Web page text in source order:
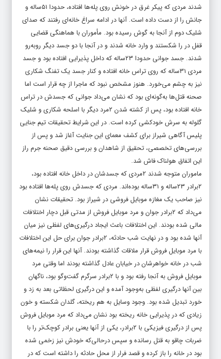
شدند مردی که پیکر غرق در خونش روی پله‌ها افتاده، حدودا ۵۱ساله و
جانش را از دست داده است. آنها در ادامه سراغ خانه‌ای رفتند که صدای
شلیک دوم از آنجا به گوش رسیده بود. مأموران با هماهنگی قضایی
قفل در را شکستند و وارد خانه شدند و در آنجا با دو جسد دیگر روبه‌رو
شدند. جسد جوانی حدودا ۲۳ساله که داخل پذیرایی افتاده بود و جسد
مردی ۳۱ساله که روی تراس خانه افتاده و کنار جسد یک تفنگ شکاری
نیز به چشم می‌خورد. هنوز مشخص نبود که ماجرا از چه قرار است اما
صحنه قتل‌ها به‌گونه‌ای بود که نشان می‌داد جوانی که جسدش در تراس
خانه افتاده بود، پس از کشته شدن ۲مرد دیگر با اسلحه شکاری و شلیک
گلوله به سرش خودکشی کرده است. در این شرایط تحقیقات تیم جنایی
پلیس آگاهی شیراز برای کشف معمای این جنایت آغاز شد و پس از
بررسی‌های تخصصی، تحقیق از شاهدان و بررسی دقیق صحنه جرم راز
این اتفاق هولناک فاش شد.
ماموران متوجه شدند ۲مردی که جسدشان در داخل خانه افتاده بود،
۲برادر ۲۳ساله و ۳۱ساله بوده‌اند. مردی که جسدش روی پله‌ها افتاده بود
نیز صاحب یک مغازه موبایل فروشی در شیراز بود. تحقیقات نشان
می‌داد که ۲برادر جوان و مرد موبایل فروش از مدتی قبل دچار اختلافات
مالی شده بودند. این اختلافات باعث ایجاد درگیری‌های لفظی نیز میان
آنها شده بود و در نهایت شب حادثه، ۲برادر جوان برای حل این اختلافات
با مرد موبایل فروش قرار ملاقات گذاشته بودند. آنها این قرار را نیمه‌های
شب در خانه خواهرشان در خیابان عادل گذاشته بودند اما وقتی مرد
موبایل فروش به آنجا رفته بود و با ۲برادر سرگرم گفت‌وگو بود، ناگهان
بین آنها درگیری لفظی به‌وجود آمده و این درگیری لحظاتی بعد به زد و
خورد تبدیل شده بود. وجود وسایل به هم ریخته، گلدان شکسته و خون
زیادی که در پذیرایی خانه ریخته بود نشان می‌داد که مرد موبایل فروش
پس از درگیری فیزیکی با ۲برادر، یکی از آنها یعنی برادر کوچک‌تر را با
ضربات چاقو به قتل رسانده و سپس درحالی‌که خودش نیز زخمی شده
بود در خانه را باز کرده و قصد فرار از محل حادثه را داشته است که در